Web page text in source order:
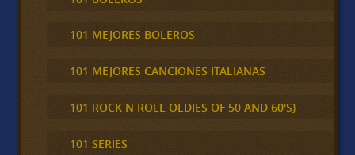
101 MEJORES BOLEROS
101 MEJORES CANCIONES ITALIANAS
101 ROCK N ROLL OLDIES OF 50 AND 60'S}
101 SERIES